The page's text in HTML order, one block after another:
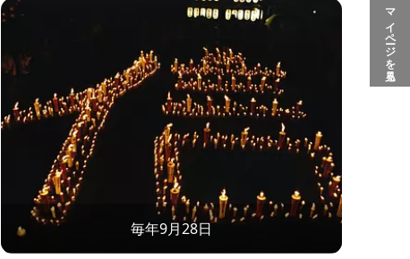
マイページを見る
毎年9月28日